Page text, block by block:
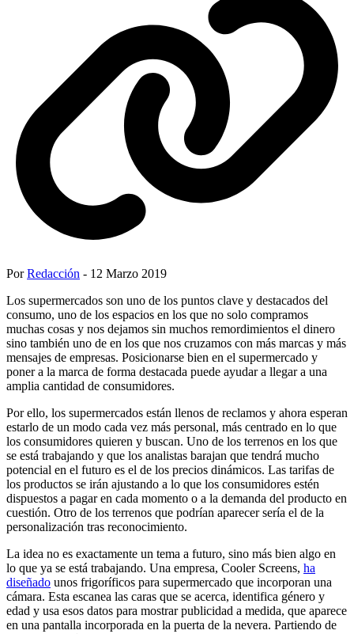
PorRedacción - 12 Marzo 2019
Los supermercados son uno de los puntos clave y destacados del
consumo, uno de los espacios en los que no solo compramos
muchas cosas y nos dejamos sin muchos remordimientos el dinero
sino también uno de en los que nos cruzamos con más marcas y más
mensajes de empresas. Posicionarse bien en el supermercado y
poner a la marca de forma destacada puede ayudar a llegar a una
amplia cantidad de consumidores.
Por ello, los supermercados están llenos de reclamos y ahora esperan
estarlo de un modo cada vez más personal, más centrado en lo que
los consumidores quieren y buscan. Uno de los terrenos en los que
se está trabajando y que los analistas barajan que tendrá mucho
potencial en el futuro es el de los precios dinámicos. Las tarifas de
los productos se irán ajustando a lo que los consumidores estén
dispuestos a pagar en cada momento o a la demanda del producto en
cuestión. Otro de los terrenos que podrían aparecer sería el de la
personalización tras reconocimiento.
La idea no es exactamente un tema a futuro, sino más bien algo en
lo que ya se está trabajando. Una empresa, Cooler Screens, ha
diseñado unos frigoríficos para supermercado que incorporan una
cámara. Esta escanea las caras que se acerca, identifica género y
edad y usa esos datos para mostrar publicidad a medida, que aparece
en una pantalla incorporada en la puerta de la nevera. Partiendo de